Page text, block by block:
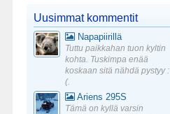
Uusimmat kommentit
Napapiirillä
Tuttu paikkahan tuon kyltin
kohta. Tuskimpa enää
koskaan sitä nähdä pystyy :
(.
Ariens 295S
Tämä on kyllä varsin